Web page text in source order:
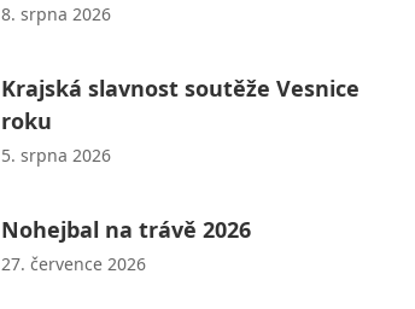
8. srpna 2026
Krajská slavnost soutěže Vesnice
roku
5. srpna 2026
Nohejbal na trávě 2026
27. července 2026